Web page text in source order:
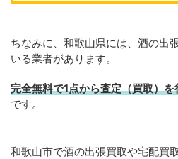
ちなみに、和歌山県には、酒の出
いる業者があります。
完全無料で1点から査定（買取）
です。
和歌山市で酒の出張買取や宅配買